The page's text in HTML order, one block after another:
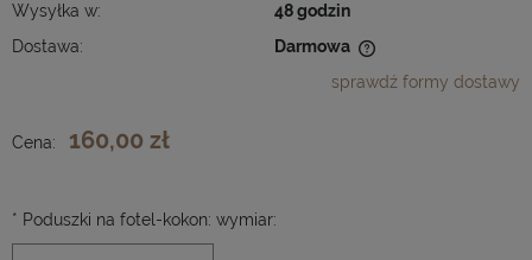
Wysyłka w:
48 godzin
Dostawa:
Darmowa
sprawdź formy dostawy
Cena: 160,00 zł
* Poduszki na fotel-kokon: wymiar: